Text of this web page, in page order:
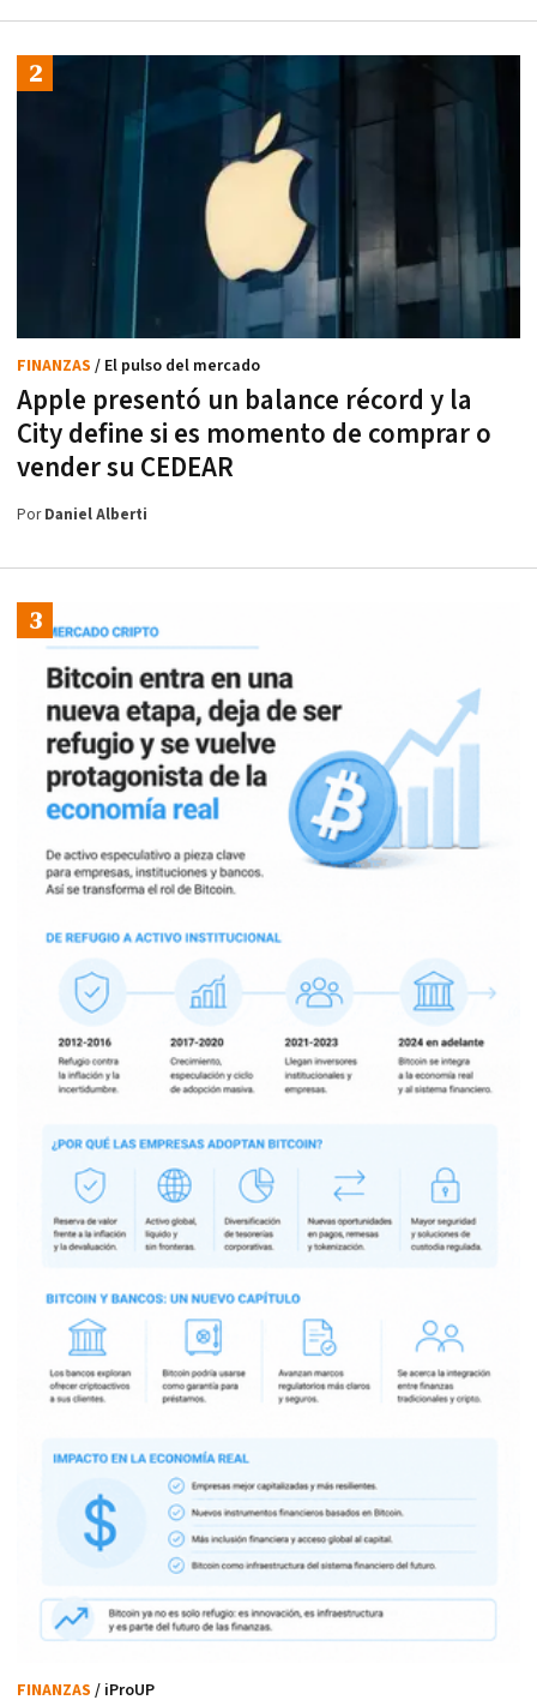
Apple presentó un balance récord y la
City define si es momento de comprar o
vender su CEDEAR
FINANZAS / El pulso del mercado
PorDaniel Alberti
FINANZAS / iProUP